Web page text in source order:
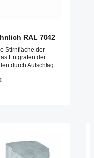
RAL 7042
Stirnfläche der
Entgraten der
durch Aufschlagen